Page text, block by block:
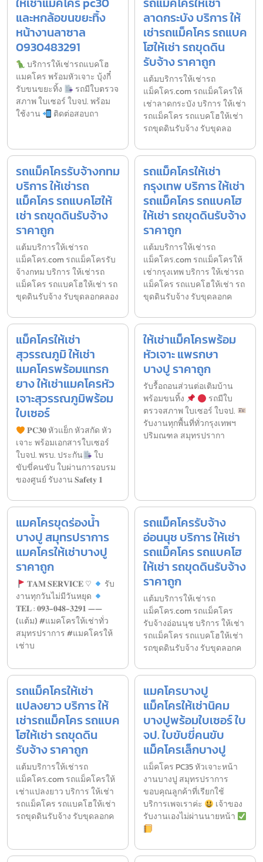
และหกล้อขนขยะทิ้ง
หน้างานลาซาล
0930483291
บริการให้เช่ารถแบคโฮ
แมคโคร พร้อมหัวเจาะ บุ้งกี๋
รับขนขยะทิ้ง
รถมีใบตรวจ
สภาพ ใบเซอร์ ใบจป. พร้อม
ใช้งาน
ติดต่อสอบถา
ลาดกระบัง บริการ ให้
เช่ารถแม็คโคร รถแบค
โฮให้เช่า รถขุดดิน
รับจ้าง ราคาถูก
แต้มบริการให้เช่ารถ
แม็คโคร.com รถแม็คโครให้
เช่าลาดกระบัง บริการ ให้เช่า
รถแม็คโคร รถแบคโฮให้เช่า
รถขุดดินรับจ้าง รับขุดลอ
รถแม็คโครรับจ้างกทม
บริการ ให้เช่ารถ
แม็คโคร รถแบคโฮให้
เช่า รถขุดดินรับจ้าง
ราคาถูก
แต้มบริการให้เช่ารถ
แม็คโคร.com รถแม็คโครรับ
จ้างกทม บริการ ให้เช่ารถ
แม็คโคร รถแบคโฮให้เช่า รถ
ขุดดินรับจ้าง รับขุดลอกคลอง
รถแม็คโครให้เช่า
กรุงเทพ บริการ ให้เช่า
รถแม็คโคร รถแบคโฮ
ให้เช่า รถขุดดินรับจ้าง
ราคาถูก
แต้มบริการให้เช่ารถ
แม็คโคร.com รถแม็คโครให้
เช่ากรุงเทพ บริการ ให้เช่ารถ
แม็คโคร รถแบคโฮให้เช่า รถ
ขุดดินรับจ้าง รับขุดลอกค
แม็คโครให้เช่า
สุวรรณภูมิ ให้เช่า
แมคโครพร้อมแทรก
ยาง ให้เช่าแมคโครหัว
เจาะสุวรรณภูมิพร้อม
ใบเซอร์
𝐏𝐂𝟑𝟎 หัวแย็ก หัวสกัด หัว
เจาะ พร้อมเอกสารใบเซอร์
ใบจป. พรบ. ประกัน
ใบ
ขับขี่คนขับ ใบผ่านการอบรม
ของศูนย์ รับงาน 𝐒𝐚𝐟𝐞𝐭𝐲 𝟏
ให้เช่าแม็คโครพร้อม
หัวเจาะ แพรกษา
บางปู ราคาถูก
รับรื้อถอนส่วนต่อเติมบ้าน
พร้อมขนทิ้ง
รถมีใบ
ตรวจสภาพ ใบเซอร์ ใบจป.
รับงานทุกพื้นที่ทั่วกรุงเทพฯ
ปริมณฑล สมุทรปรากา
แมคโครขุดร่องน้ำ
บางปู สมุทรปราการ
แมคโครให้เช่าบางปู
ราคาถูก
𝐓𝐀𝐌 𝐒𝐄𝐑𝐕𝐈𝐂𝐄 ♡︎
รับ
งานทุกวันไม่มีวันหยุด
𝐓𝐄𝐋 : 𝟎𝟗𝟑-𝟎𝟒𝟖-𝟑𝟐𝟗𝟏 ——
(แต้ม) #แมคโครให้เช่าทั่ว
สมุทรปราการ #แมคโครให้
เช่าบ
รถแม็คโครรับจ้าง
อ่อนนุช บริการ ให้เช่า
รถแม็คโคร รถแบคโฮ
ให้เช่า รถขุดดินรับจ้าง
ราคาถูก
แต้มบริการให้เช่ารถ
แม็คโคร.com รถแม็คโคร
รับจ้างอ่อนนุช บริการ ให้เช่า
รถแม็คโคร รถแบคโฮให้เช่า
รถขุดดินรับจ้าง รับขุดลอกค
รถแม็คโครให้เช่า
แปลงยาว บริการ ให้
เช่ารถแม็คโคร รถแบค
โฮให้เช่า รถขุดดิน
รับจ้าง ราคาถูก
แต้มบริการให้เช่ารถ
แม็คโคร.com รถแม็คโครให้
เช่าแปลงยาว บริการ ให้เช่า
รถแม็คโคร รถแบคโฮให้เช่า
รถขุดดินรับจ้าง รับขุดลอกค
แมคโครบางปู
แม็คโครให้เช่านิคม
บางปูพร้อมใบเซอร์ ใบ
จป. ใบขับขี่คนขับ
แม็คโครเล็กบางปู
แม็คโคร PC35 หัวเจาะหน้า
งานบางปู สมุทรปราการ
ขอบคุณลูกค้าที่เรียกใช้
บริการเพจเราค่ะ
เจ้าของ
รับงานเองไม่ผ่านนายหน้า